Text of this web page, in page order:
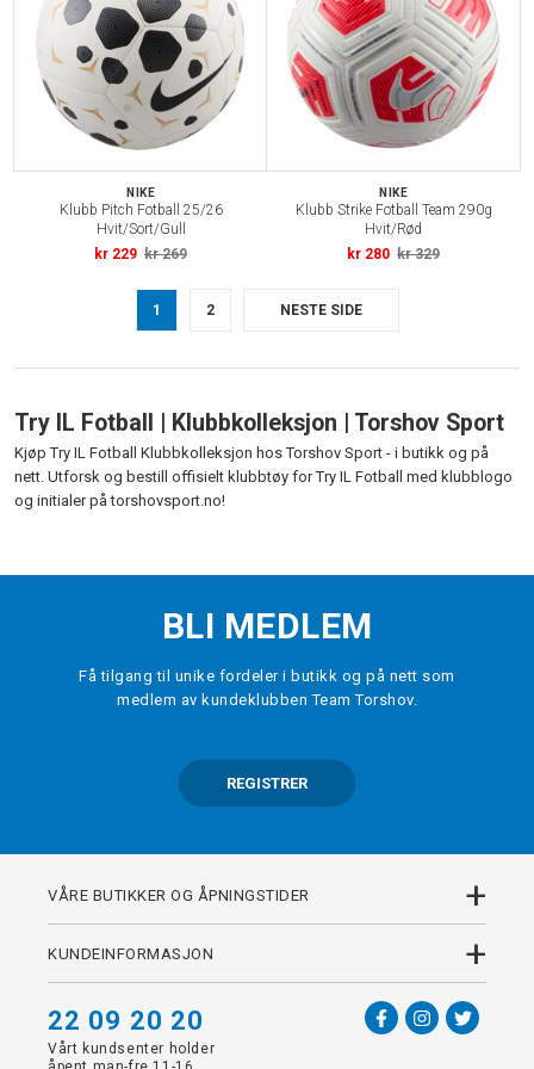
NIKE
Klubb Pitch Fotball 25/26
Hvit/Sort/Gull
kr 229 kr 269
NIKE
Klubb Strike Fotball Team 290g
Hvit/Rød
kr 280 kr 329
1 2 NESTE SIDE
Try IL Fotball | Klubbkolleksjon | Torshov Sport
Kjøp Try IL Fotball Klubbkolleksjon hos Torshov Sport - i butikk og på
nett. Utforsk og bestill offisielt klubbtøy for Try IL Fotball med klubblogo
og initialer på torshovsport.no!
BLI MEDLEM
Få tilgang til unike fordeler i butikk og på nett som
medlem av kundeklubben Team Torshov.
REGISTRER
VÅRE BUTIKKER OG ÅPNINGSTIDER +
KUNDEINFORMASJON +
22 09 20 20
Vårt kundsenter holder